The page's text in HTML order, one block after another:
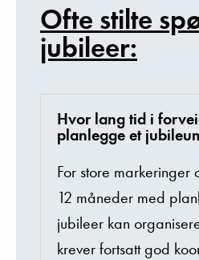
Ofte stilte
jubileer:
Hvor lang tid i
planlegge et
For store
12 måneder med
jubileer kan
krever fortsatt god